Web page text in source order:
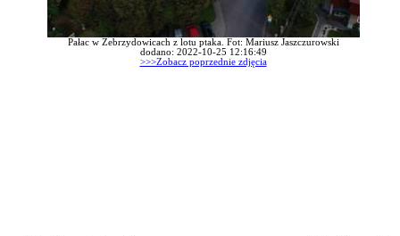
Pałac w Zebrzydowicach z lotu ptaka. Fot: Mariusz Jaszczurowski
dodano: 2022-10-25 12:16:49
>>>Zobacz poprzednie zdjęcia